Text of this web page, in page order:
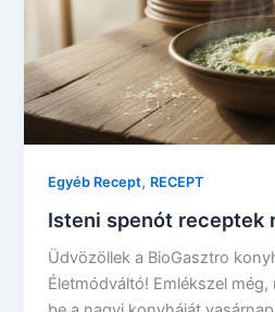
Egyéb Recept, RECEPT
Isteni spenót receptek
Üdvözöllek a BioGasztro
Életmódváltó! Emlékszel